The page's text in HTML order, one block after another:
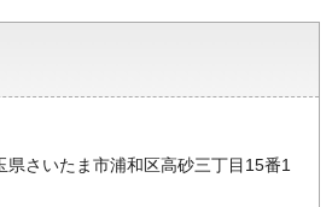
さいたま市浦和区高砂三丁目15番1